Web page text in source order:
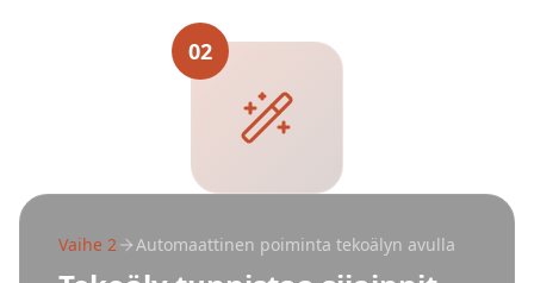
02
Vaihe 2 Automaattinen poiminta tekoälyn avulla